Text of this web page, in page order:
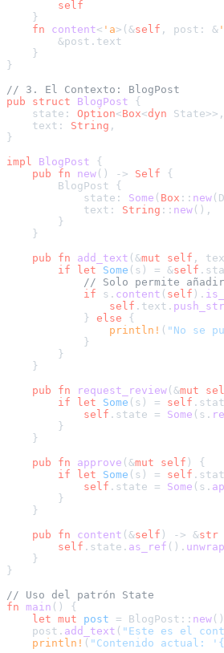
self
    }
fn
content< 'a>(&self , post: &
        &post.text
    }
}
// 3. El Contexto: BlogPost
pub
struct BlogPost {
    state:
Option<Box<dyn State>>,
    text:
String ,
}
impl
BlogPost {
pub
fn new () -> Self {
        BlogPost {
            state:
Some ( Box :: new
            text:
String :: new (),
        }
    }
pub
fn add_text (&mut self ,
if
let Some (s) = &self
// Solo permite
if s. content ( self ).
self .text. push_str
            }
else {
println! ( "No se
            }
        }
    }
pub
fn request_review (&mut
if
let Some (s) = self
self .state = Some (s.
        }
    }
pub
fn approve (&mut self ) {
if
let Some (s) = self
self .state = Some (s.
        }
    }
pub
fn content (&self ) -> &str
self .state. as_ref (). unwrap
    }
}
// Uso del patrón State
fn main () {
let mut post = BlogPost:: new
    post.
add_text ( "Este es el
println! ( "Contenido actual: